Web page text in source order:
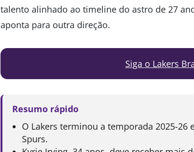
talento alinhado ao timeline do astro de 27
aponta para outra direção.
Siga o Lakers
Resumo rápido
O Lakers terminou a temporada 2025-
Spurs.